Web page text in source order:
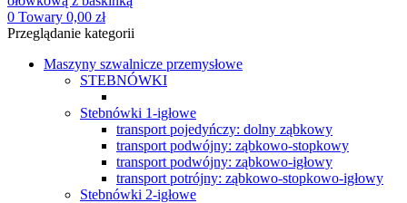
0 Towary 0,00 zł
Przeglądanie kategorii
Maszyny szwalnicze przemysłowe
STEBNÓWKI
Stebnówki 1-igłowe
transport pojedyńczy: dolny ząbkowy
transport podwójny: ząbkowo-stopkowy
transport podwójny: ząbkowo-igłowy
transport potrójny: ząbkowo-stopkowo-igłowy
Stebnówki 2-igłowe